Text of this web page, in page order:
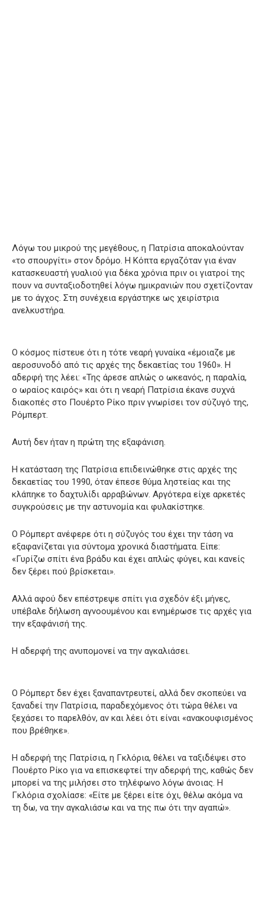
Λόγω του μικρού της μεγέθους, η Πατρίσια αποκαλούνταν
«το σπουργίτι» στον δρόμο. Η Κόπτα εργαζόταν για έναν
κατασκευαστή γυαλιού για δέκα χρόνια πριν οι γιατροί της
πουν να συνταξιοδοτηθεί λόγω ημικρανιών που σχετίζονταν
με το άγχος. Στη συνέχεια εργάστηκε ως χειρίστρια
ανελκυστήρα.
Ο κόσμος πίστευε ότι η τότε νεαρή γυναίκα «έμοιαζε με
αεροσυνοδό από τις αρχές της δεκαετίας του 1960». Η
αδερφή της λέει: «Της άρεσε απλώς ο ωκεανός, η παραλία,
ο ωραίος καιρός» και ότι η νεαρή Πατρίσια έκανε συχνά
διακοπές στο Πουέρτο Ρίκο πριν γνωρίσει τον σύζυγό της,
Ρόμπερτ.
Αυτή δεν ήταν η πρώτη της εξαφάνιση.
Η κατάσταση της Πατρίσια επιδεινώθηκε στις αρχές της
δεκαετίας του 1990, όταν έπεσε θύμα ληστείας και της
κλάπηκε το δαχτυλίδι αρραβώνων. Αργότερα είχε αρκετές
συγκρούσεις με την αστυνομία και φυλακίστηκε.
Ο Ρόμπερτ ανέφερε ότι η σύζυγός του έχει την τάση να
εξαφανίζεται για σύντομα χρονικά διαστήματα. Είπε:
«Γυρίζω σπίτι ένα βράδυ και έχει απλώς φύγει, και κανείς
δεν ξέρει πού βρίσκεται».
Αλλά αφού δεν επέστρεψε σπίτι για σχεδόν έξι μήνες,
υπέβαλε δήλωση αγνοουμένου και ενημέρωσε τις αρχές για
την εξαφάνισή της.
Η αδερφή της ανυπομονεί να την αγκαλιάσει.
Ο Ρόμπερτ δεν έχει ξαναπαντρευτεί, αλλά δεν σκοπεύει να
ξαναδεί την Πατρίσια, παραδεχόμενος ότι τώρα θέλει να
ξεχάσει το παρελθόν, αν και λέει ότι είναι «ανακουφισμένος
που βρέθηκε».
Η αδερφή της Πατρίσια, η Γκλόρια, θέλει να ταξιδέψει στο
Πουέρτο Ρίκο για να επισκεφτεί την αδερφή της, καθώς δεν
μπορεί να της μιλήσει στο τηλέφωνο λόγω άνοιας. Η
Γκλόρια σχολίασε: «Είτε με ξέρει είτε όχι, θέλω ακόμα να
τη δω, να την αγκαλιάσω και να της πω ότι την αγαπώ».